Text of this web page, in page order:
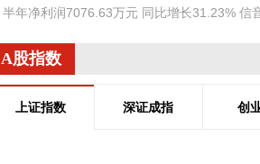
半年净利润7076.63万元 同比增长31.23% 信
24.63% 御银股份：上半年净利润1213.33万元
增长14.25% 圣晖集成业绩快报：上半年净利润
6987.09万元 同比增长11.86% 思维列控：上
A股指数
上证指数 深证成指 创